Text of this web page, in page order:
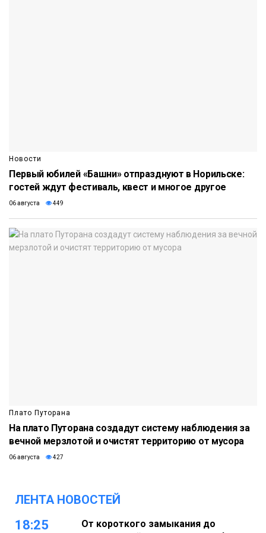
Новости
Первый юбилей «Башни» отпразднуют в Норильске:
гостей ждут фестиваль, квест и многое другое
06 августа 449
Плато Путорана
На плато Путорана создадут систему наблюдения за
вечной мерзлотой и очистят территорию от мусора
06 августа 427
ЛЕНТА НОВОСТЕЙ
18:25
От короткого замыкания до